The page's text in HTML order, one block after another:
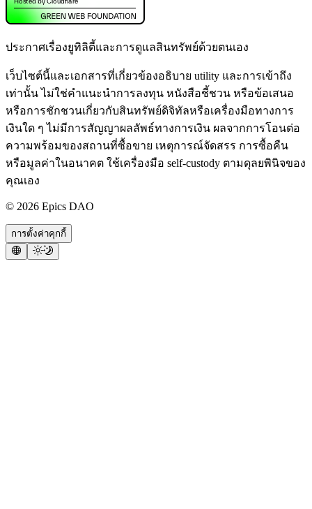
ประกาศเรื่องยูทิลิตี้และการดูแลสินทรัพย์ด้วยตนเอง
เว็บไซต์นี้และเอกสารที่เกี่ยวข้องอธิบาย utility และการเข้าถึง
เท่านั้น ไม่ใช่คำแนะนำการลงทุน หนังสือชี้ชวน หรือข้อเสนอ
หรือการชักชวนเกี่ยวกับสินทรัพย์ดิจิทัลหรือเครื่องมือทางการ
เงินใด ๆ ไม่มีการสัญญาผลลัพธ์ทางการเงิน ผลจากการโอนต่อ
ความพร้อมของสถานที่ซื้อขาย เหตุการณ์จัดสรร การซื้อคืน
หรือมูลค่าในอนาคต ใช้เครื่องมือ self-custody ตามดุลยพินิจของ
คุณเอง
© 2026 Epics DAO
การตั้งค่าคุกกี้